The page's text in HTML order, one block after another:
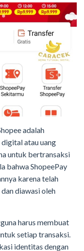
adalah
digital atau uang
untuk bertransaksi
bahwa ShopeePay
karena telah
diawasi oleh
harus membuat
setiap transaksi.
identitas dengan